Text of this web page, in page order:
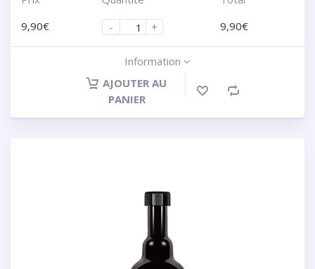
9,90€
-
+
9,90€
Information
AJOUTER AU
PANIER